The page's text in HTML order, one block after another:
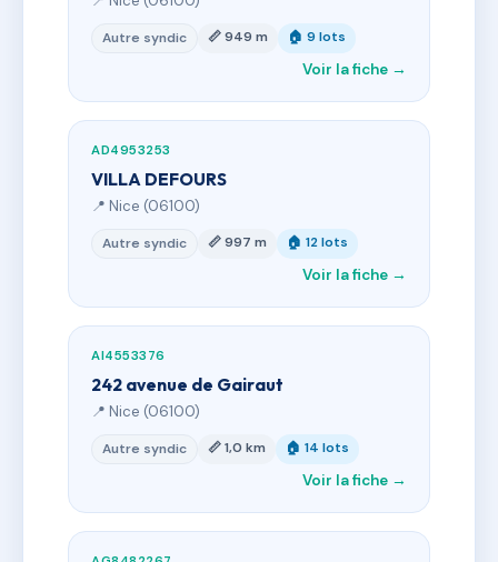
Autre syndic 📏 949 m 🏠 9 lots
Voir la fiche →
AD4953253
VILLA DEFOURS
📍 Nice (06100)
Autre syndic 📏 997 m 🏠 12 lots
Voir la fiche →
AI4553376
242 avenue de Gairaut
📍 Nice (06100)
Autre syndic 📏 1,0 km 🏠 14 lots
Voir la fiche →